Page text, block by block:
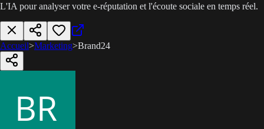
L'IA pour analyser votre e-réputation et l'écoute sociale en temps réel.
Accueil>Marketing>Brand24